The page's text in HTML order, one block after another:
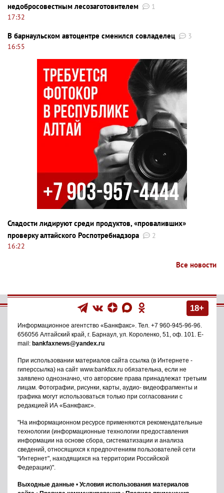
недобросовестным лесозаготовителем
1
17:32
В барнаульском автоцентре сменился совладелец
3
16:55
Сладости лидируют среди продуктов, «проваливших»
проверку алтайского Роспотребнадзора
2
16:22
Все новости
18+
Информационное агентство «Банкфакс» . Тел. +7 960-945-96-96
656056 Алтайский край, г. Барнаул ул. Короленко, 51, оф. 101
. E-
mail: bankfaxnews@yandex.ru
При использовании материалов сайта ссылка (в Интернете -
гиперссылка) на сайт www.bankfax.ru обязательна, если не
заявлено однозначно, что авторские права принадлежат третьим
лицам. Фотографии, рисунки, карты, аудио- видеофрагменты и
графика могут использоваться только при согласовании с
редакцией ИА «Банкфакс».
"На информационном ресурсе применяются рекомендательные
технологии (информационные технологии предоставления
информации на основе сбора, систематизации и анализа
сведений, относящихся к предпочтениям пользователей сети
"Интернет", находящихся на территории Российской
Федерации)".
Выходные данные • Условия использования материалов